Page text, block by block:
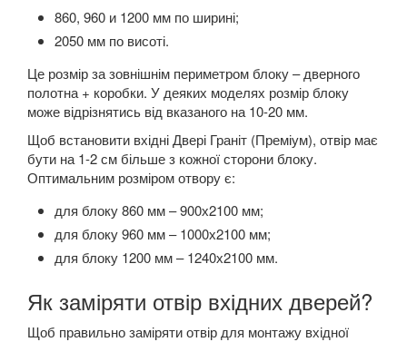
860, 960 и 1200 мм по ширині;
2050 мм по висоті.
Це розмір за зовнішнім периметром блоку – дверного
полотна + коробки. У деяких моделях розмір блоку
може відрізнятись від вказаного на 10-20 мм.
Щоб встановити вхідні Двері Граніт (Преміум), отвір має
бути на 1-2 см більше з кожної сторони блоку.
Оптимальним розміром отвору є:
для блоку 860 мм – 900х2100 мм;
для блоку 960 мм – 1000х2100 мм;
для блоку 1200 мм – 1240х2100 мм.
Як заміряти отвір вхідних дверей?
Щоб правильно заміряти отвір для монтажу вхідної